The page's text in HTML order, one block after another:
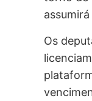
Os